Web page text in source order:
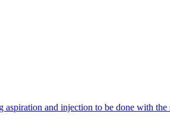
and injection to be done with